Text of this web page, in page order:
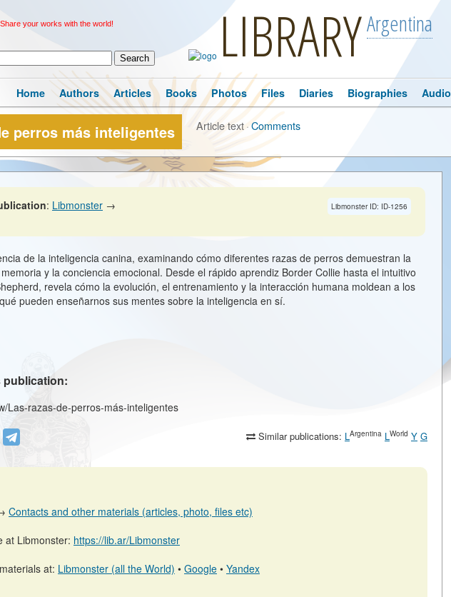
Share your works with the world! LIBRARYArgentina
Home Authors Articles Books Photos Files Diaries Biographies Audio
perros más inteligentes Article text·Comments
Libmonster ID: ID-1256
: Libmonster →
de la inteligencia canina, examinando cómo diferentes razas de perros demuestran la
y la conciencia emocional. Desde el rápido aprendiz Border Collie hasta el intuitivo
revela cómo la evolución, el entrenamiento y la interacción humana moldean a los
pueden enseñarnos sus mentes sobre la inteligencia en sí.
publication:
Las-razas-de-perros-más-inteligentes
Similar publications: LArgentina LWorld Y G
Contacts and other materials (articles, photo, files etc)
at Libmonster: https://lib.ar/Libmonster
at: Libmonster (all the World) • Google • Yandex